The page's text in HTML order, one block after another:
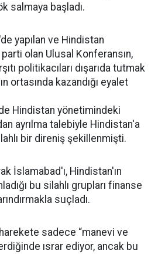
salmaya başladı.
yapılan ve Hindistan
parti olan Ulusal Konferansın,
politikacıları dışarıda tutmak
ortasında kazandığı eyalet
Hindistan yönetimindeki
ayrılma talebiyle Hindistan'a
bir direniş şekillenmişti.
İslamabad'ı, Hindistan'ın
bu silahlı grupları finanse
suçladı.
harekete sadece “manevi ve
ısrar ediyor, ancak bu